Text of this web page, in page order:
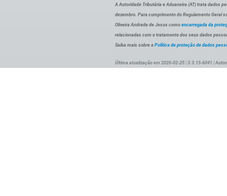
A Autoridade Tributária e Aduaneira (AT) trata dados
dezembro. Para cumprimento do Regulamento Geral
Oliveira Andrade de Jesus como encarregada da
relacionadas com o tratamento dos seus dados
Saiba mais sobre a Política de proteção de dados
Última atualização em 2026-02-25 | 3.3.15-6041 |